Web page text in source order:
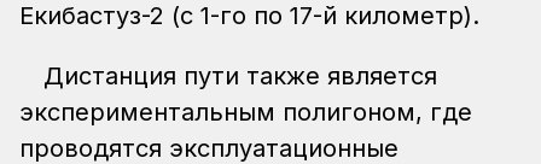
Екибастуз-2 (с 1-го по 17-й километр).
Дистанция пути также является
экспериментальным полигоном, где
проводятся эксплуатационные